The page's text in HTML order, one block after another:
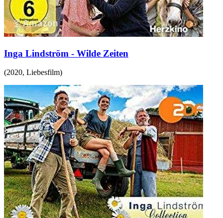
Inga Lindström - Wilde Zeiten
(2020, Liebesfilm)